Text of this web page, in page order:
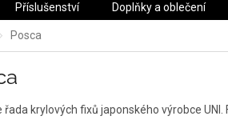
Příslušenství Doplňky a oblečení
Posca
řada krylových fixů japonského výrobce